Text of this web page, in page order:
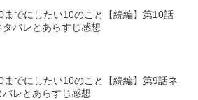
までにしたい10のこと【続編】第10話
タバレとあらすじ感想
までにしたい10のこと【続編】第9話ネ
バレとあらすじ感想